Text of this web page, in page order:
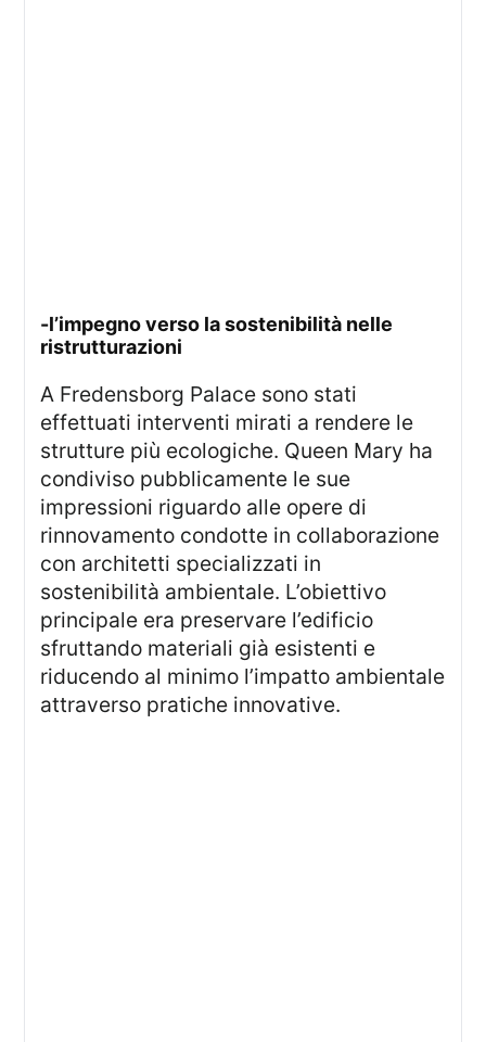
-l’impegno verso la sostenibilità nelle
ristrutturazioni
A Fredensborg Palace sono stati
effettuati interventi mirati a rendere le
strutture più ecologiche. Queen Mary ha
condiviso pubblicamente le sue
impressioni riguardo alle opere di
rinnovamento condotte in collaborazione
con architetti specializzati in
sostenibilità ambientale. L’obiettivo
principale era preservare l’edificio
sfruttando materiali già esistenti e
riducendo al minimo l’impatto ambientale
attraverso pratiche innovative.